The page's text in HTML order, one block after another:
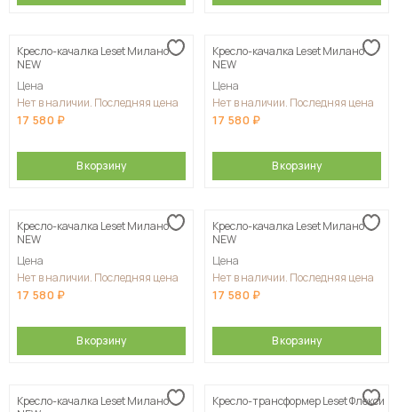
Кресло-качалка Leset Милано
NEW
Цена
Нет в наличии. Последняя цена
17 580
В корзину
Кресло-качалка Leset Милано
NEW
Цена
Нет в наличии. Последняя цена
17 580
В корзину
Кресло-качалка Leset Милано
NEW
Цена
Нет в наличии. Последняя цена
17 580
В корзину
Кресло-качалка Leset Милано
NEW
Цена
Нет в наличии. Последняя цена
17 580
В корзину
Кресло-качалка Leset Милано
Кресло-трансформер Leset Флекси